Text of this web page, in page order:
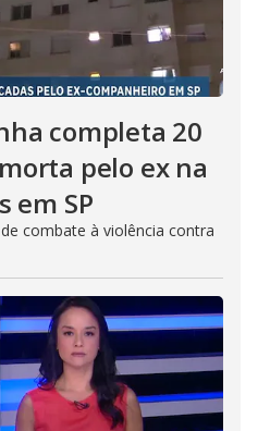
completa 20
pelo ex na
em SP
combate à violência contra